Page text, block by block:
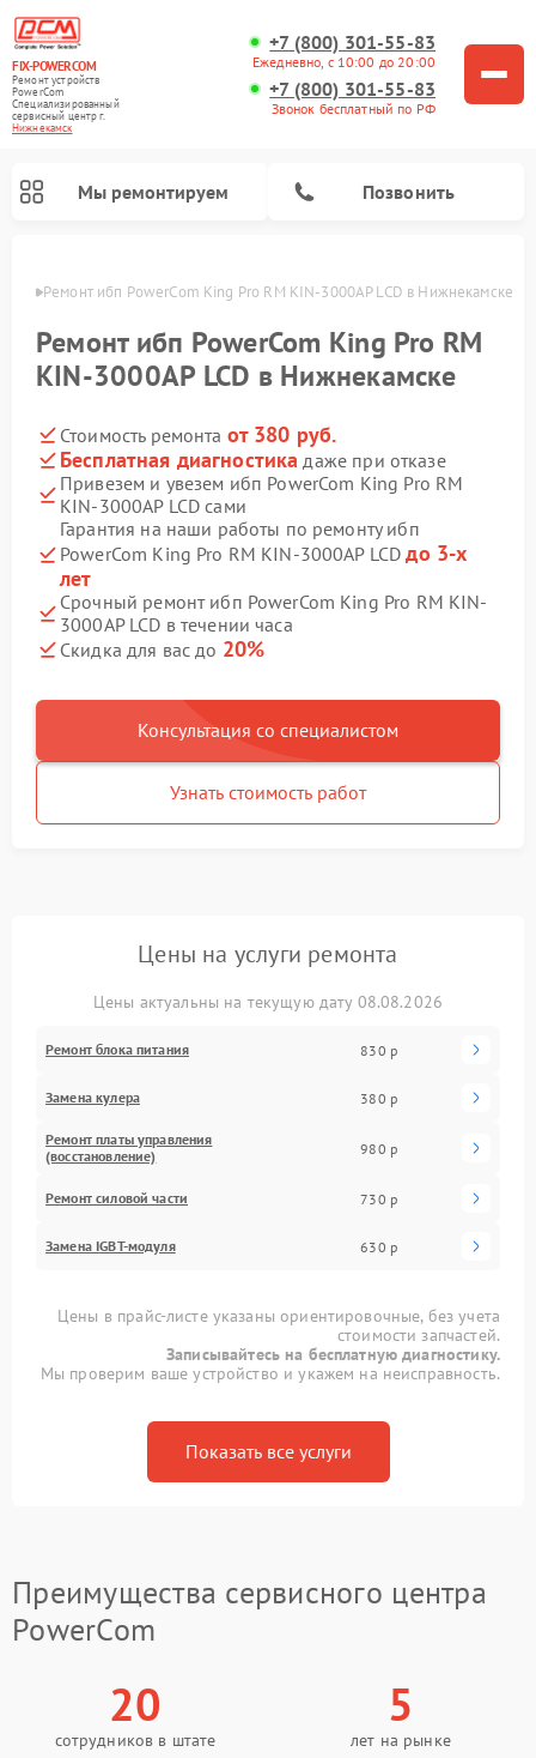
FIX-POWERCOM
Ремонт устройств
PowerCom
Специализированный
cервисный центр г.
Нижнекамск
+7 (800) 301-55-83
Ежедневно, с 10:00 до 20:00
+7 (800) 301-55-83
Звонок бесплатный по РФ
Мы ремонтируем Позвонить
Ремонт ибп PowerCom King Pro RM KIN-3000AP LCD в Нижнекамске
Ремонт ибп PowerCom King Pro RM
KIN-3000AP LCD в Нижнекамске
Стоимость ремонта от 380 руб.
Бесплатная диагностика даже при отказе
Привезем и увезем ибп PowerCom King Pro RM
KIN-3000AP LCD сами
Гарантия на наши работы по ремонту ибп
PowerCom King Pro RM KIN-3000AP LCDдо 3-х
лет
Срочный ремонт ибп PowerCom King Pro RM KIN-
3000AP LCD в течении часа
Скидка для вас до 20%
Консультация со специалистом
Узнать стоимость работ
Цены на услуги ремонта
Цены актуальны на текущую дату 08.08.2026
Ремонт блока питания 830 р
Замена кулера 380 р
Ремонт платы управления
(восстановление)
980 р
Ремонт силовой части 730 р
Замена IGBT-модуля 630 р
Цены в прайс-листе указаны ориентировочные, без учета
стоимости запчастей.
Записывайтесь на бесплатную диагностику.
Мы проверим ваше устройство и укажем на неисправность.
Показать все услуги
Преимущества сервисного центра
PowerCom
20
сотрудников в штате
5
лет на рынке